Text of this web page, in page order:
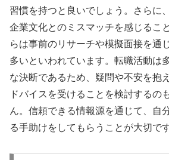
習慣を持つと良いでしょう。さらに
企業文化とのミスマッチを感じるこ
らは事前のリサーチや模擬面接を通
多いといわれています。転職活動は
な決断であるため、疑問や不安を抱
ドバイスを受けることを検討するの
ん。信頼できる情報源を通じて、自
る手助けをしてもらうことが大切です